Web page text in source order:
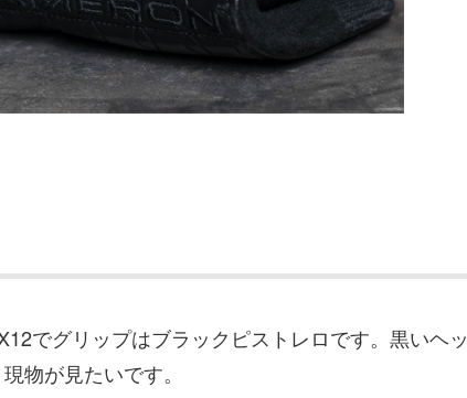
でグリップはブラックピストレロです。黒いヘッ
物が見たいです。